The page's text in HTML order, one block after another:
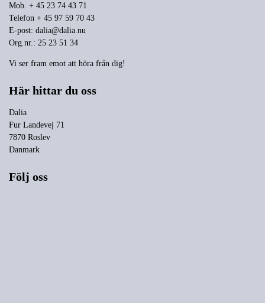
Mob. + 45 23 74 43 71
Telefon + 45 97 59 70 43
E-post: dalia@dalia.nu
Org.nr.: 25 23 51 34
Vi ser fram emot att höra från dig!
Här hittar du oss
Dalia
Fur Landevej 71
7870 Roslev
Danmark
Följ oss